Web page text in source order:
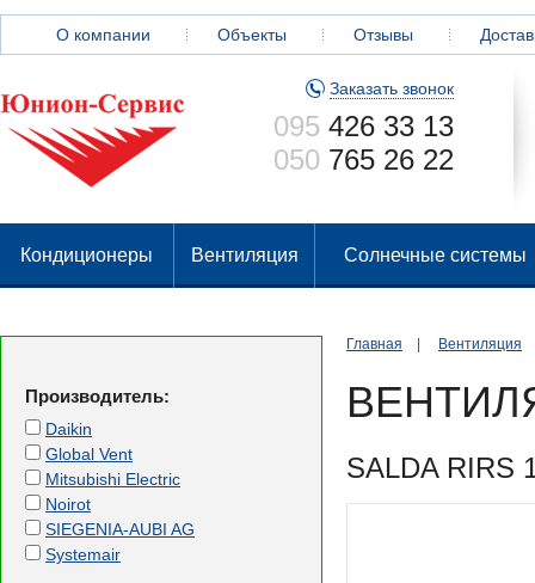
О компании Объекты Отзывы
Заказать звонок
095 426 33 13
050 765 26 22
Кондиционеры Вентиляция Солнечные системы
Главная Вентиляция
SALDA RIRS
Производитель:
Daikin
Global Vent
Mitsubishi Electric
Noirot
SIEGENIA-AUBI AG
Systemair